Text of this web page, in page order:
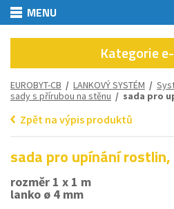
MENU
Kategorie
EUROBYT-CB / LANKOVÝ SYSTÉM /
sady s přírubou na stěnu / sada pro
Zpět na výpis produktů
sada pro upínání
rozměr 1 x 1 m
lanko ø 4 mm